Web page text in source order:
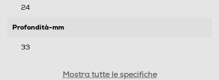
24
Profondità-mm
33
Mostra tutte le specifiche